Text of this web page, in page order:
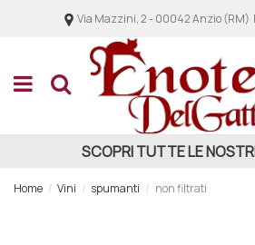
Via Mazzini, 2 - 00042 Anzio (RM) |
SCOPRI TUTTE LE
Home Vini spumanti non filtrati